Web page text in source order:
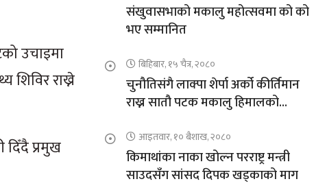
उचाइमा
शिविर राख्ने
दिँदै प्रमुख
संखुवासभाको मकालु महोत्सवमा को को
भए सम्मानित
बिहिबार, १५ चैत्र, २०८०
चुनौतिसंगै लाक्पा शेर्पा अर्को कीर्तिमान
राख्न सातौ पटक मकालु हिमालको
आइतवार, १० बैशाख, २०८०
किमाथांका नाका खोल्न परराष्ट्र मन्त्री
साउदसँग सांसद दिपक खड्काको माग